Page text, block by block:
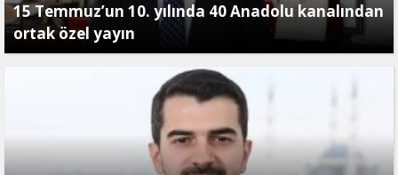
15 Temmuz’un 10. yılında 40 Anadolu kanalından
ortak özel yayın